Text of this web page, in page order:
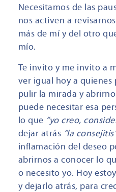
Necesitamos de las
nos activen a
más de mí y del otro
mío.
Te invito y me invito a
ver igual hoy a quienes
pulir la mirada y
puede necesitar esa
lo que “yo creo,
dejar atrás “la
inflamación del deseo
abrirnos a conocer lo
o necesito yo. Hoy
y dejarlo atrás, para